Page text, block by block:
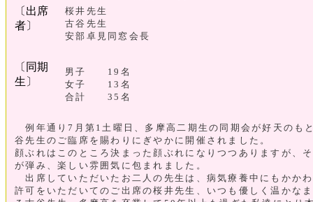
〔出席
者〕
桜井先生
古谷先生
安部卓見同窓会長
〔同期
生〕
男子 19名
女子 13名
合計 35名
例年通り7月第1土曜日、多摩高二期生の同期会が好天のも
谷先生のご臨席を賜わりにぎやかに開催されました。
顔ぶれはこのところ決まった顔ぶれになりつつありますが、
が弾み、楽しい雰囲気に包まれました。
出席していただいたお二人の先生は、病気療養中にもかか
許可をいただいてのご出席の桜井先生、いつも優しく温かな